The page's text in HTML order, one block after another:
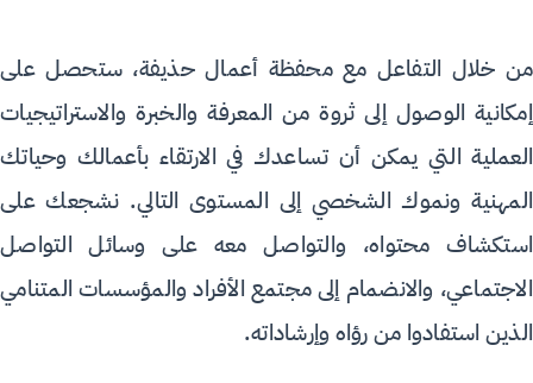
من خلال التفاعل مع محفظة أعمال حذيفة، ستحصل على
إمكانية الوصول إلى ثروة من المعرفة والخبرة والاستراتيجيات
العملية التي يمكن أن تساعدك في الارتقاء بأعمالك وحياتك
المهنية ونموك الشخصي إلى المستوى التالي. نشجعك على
استكشاف محتواه، والتواصل معه على وسائل التواصل
الاجتماعي، والانضمام إلى مجتمع الأفراد والمؤسسات المتنامي
الذين استفادوا من رؤاه وإرشاداته.